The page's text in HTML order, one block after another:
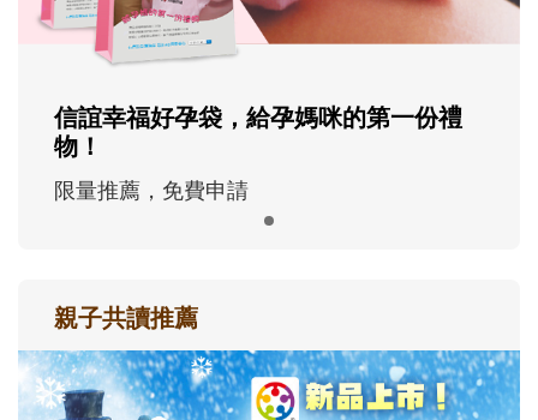
信誼幸福好孕袋，給孕媽咪的第一份禮
物！
限量推薦，免費申請
親子共讀推薦